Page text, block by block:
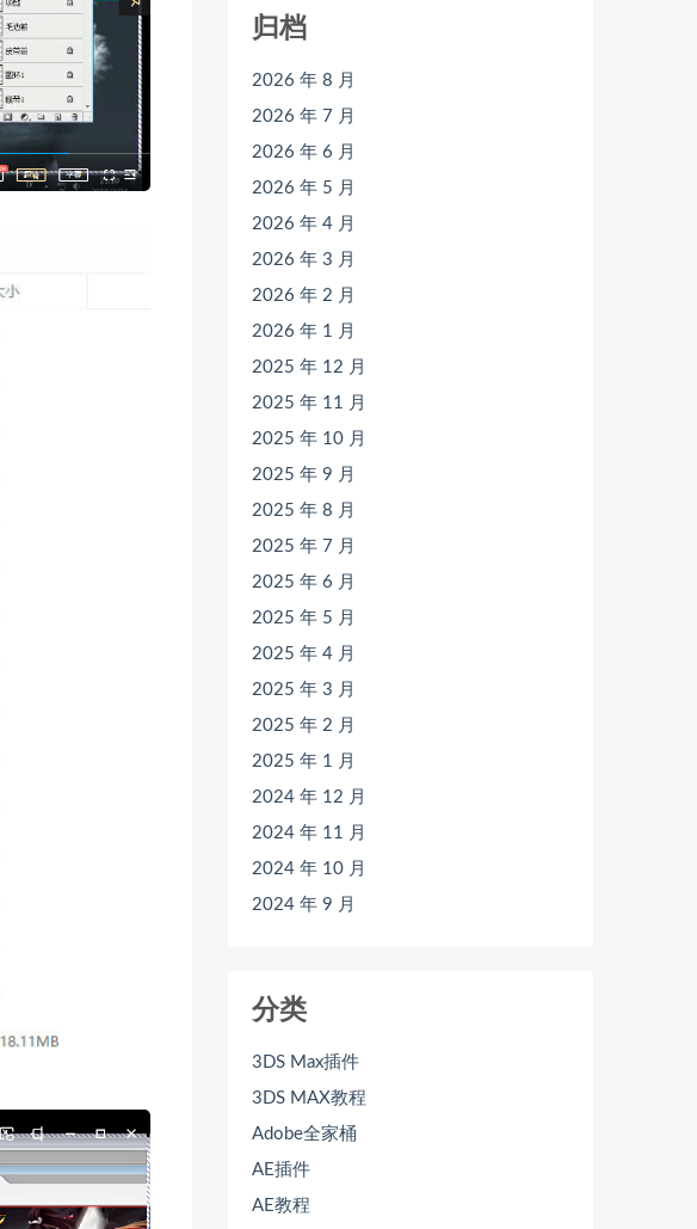
归档
2026 年 8 月
2026 年 7 月
2026 年 6 月
2026 年 5 月
2026 年 4 月
2026 年 3 月
2026 年 2 月
2026 年 1 月
2025 年 12 月
2025 年 11 月
2025 年 10 月
2025 年 9 月
2025 年 8 月
2025 年 7 月
2025 年 6 月
2025 年 5 月
2025 年 4 月
2025 年 3 月
2025 年 2 月
2025 年 1 月
2024 年 12 月
2024 年 11 月
2024 年 10 月
2024 年 9 月
分类
3DS Max插件
3DS MAX教程
Adobe全家桶
AE插件
AE教程